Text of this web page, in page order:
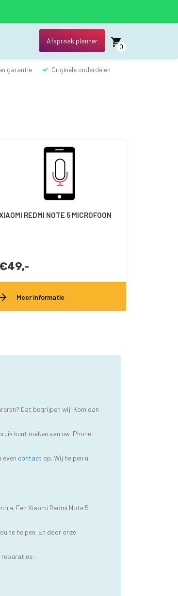
Afspraak planner
0
garantie Originele onderdelen
REDMI NOTE 5 MICROFOON
Meer informatie
Dat begrijpen wij! Kom dan
kunt maken van uw iPhone.
even contact op. Wij helpen u
Een Xiaomi Redmi Note 5
te helpen. En door onze
reparaties: